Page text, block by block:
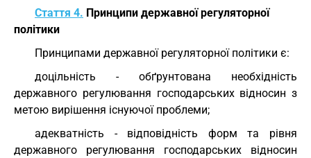
Стаття 4. Принципи державної регуляторної
політики
Принципами державної регуляторної політики є:
доцільність - обґрунтована необхідність
державного регулювання господарських відносин з
метою вирішення існуючої проблеми;
адекватність - відповідність форм та рівня
державного регулювання господарських відносин